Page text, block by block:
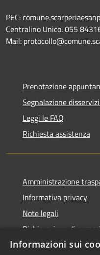
PEC:
Centralino Unico: 055
Mail:
Prenotazione
Segnalazione
Leggi le FAQ
Richiesta assistenza
Amministrazione
Informativa privacy
Note legali
Dichiarazione di
Informazioni sui